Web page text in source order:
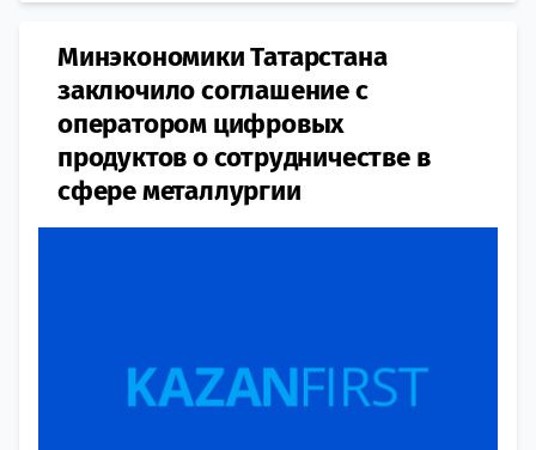
Минэкономики Татарстана
заключило соглашение с
оператором цифровых
продуктов о сотрудничестве в
сфере металлургии